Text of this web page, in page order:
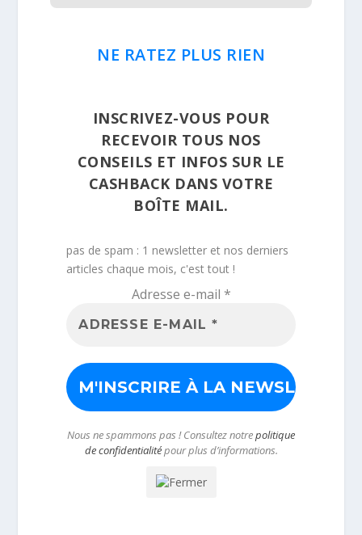
NE RATEZ PLUS RIEN
INSCRIVEZ-VOUS POUR
RECEVOIR TOUS NOS
CONSEILS ET INFOS SUR LE
CASHBACK DANS VOTRE
BOÎTE MAIL.
pas de spam : 1 newsletter et nos derniers
articles chaque mois, c'est tout !
Adresse e-mail *
Nous ne spammons pas ! Consultez notrepolitique
de confidentialitépour plus d’informations.